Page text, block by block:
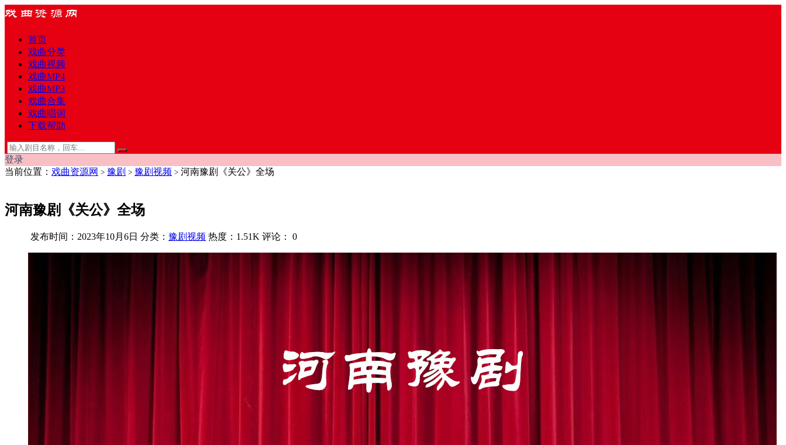
首页
戏曲分类
戏曲视频
戏曲MP4
戏曲MP3
戏曲合集
戏曲唱词
下载帮助
登录
当前位置： 戏曲资源网 > 豫剧 > 豫剧视频 > 河南豫剧《关公》全场
河南豫剧《关公》全场
发布时间：2023年10月6日 分类： 豫剧视频 热度：1.51K 评论： 0